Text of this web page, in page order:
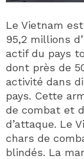
Le Vietnam
95,2 millions
actif du pays
dont près de
activité dans
pays. Cette
de combat et
d’attaque. Le
chars de
blindés. La